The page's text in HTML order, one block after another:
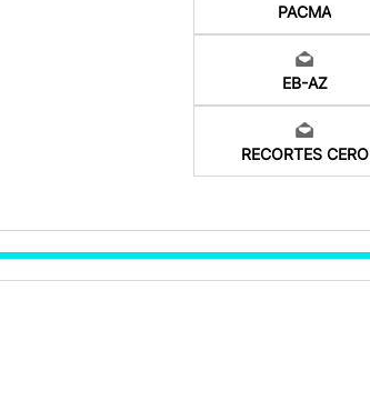
PACMA
EB-AZ
RECORTES CERO